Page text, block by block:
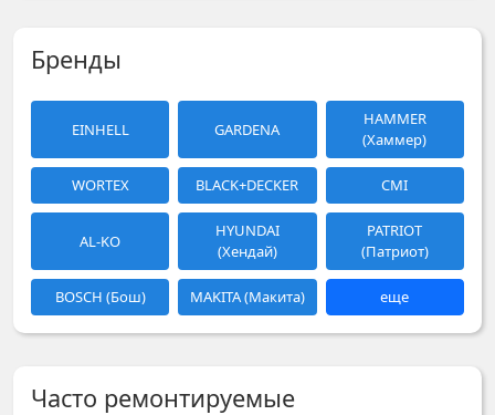
Бренды
EINHELL GARDENA
HAMMER
(Хаммер)
WORTEX BLACK+DECKER CMI
AL-KO
HYUNDAI
(Хендай)
PATRIOT
(Патриот)
BOSCH (Бош) MAKITA (Макита) еще
Часто ремонтируемые